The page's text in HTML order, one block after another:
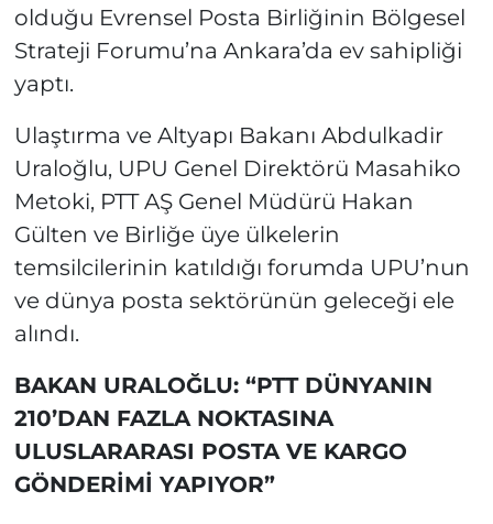
olduğu Evrensel Posta Birliğinin Bölgesel
Strateji Forumu’na Ankara’da ev sahipliği
yaptı.
Ulaştırma ve Altyapı Bakanı Abdulkadir
Uraloğlu, UPU Genel Direktörü Masahiko
Metoki, PTT AŞ Genel Müdürü Hakan
Gülten ve Birliğe üye ülkelerin
temsilcilerinin katıldığı forumda UPU’nun
ve dünya posta sektörünün geleceği ele
alındı.
BAKAN URALOĞLU: “PTT DÜNYANIN
210’DAN FAZLA NOKTASINA
ULUSLARARASI POSTA VE KARGO
GÖNDERİMİ YAPIYOR”